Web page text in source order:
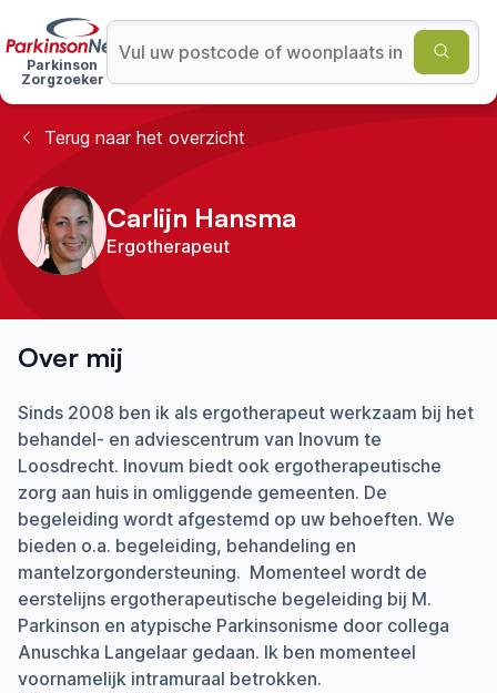
Parkinson
Zorgzoeker
Terug naar het overzicht
Carlijn Hansma
Ergotherapeut
Over mij
Sinds 2008 ben ik als ergotherapeut werkzaam bij het
behandel- en adviescentrum van Inovum te
Loosdrecht. Inovum biedt ook ergotherapeutische
zorg aan huis in omliggende gemeenten. De
begeleiding wordt afgestemd op uw behoeften. We
bieden o.a. begeleiding, behandeling en
mantelzorgondersteuning. Momenteel wordt de
eerstelijns ergotherapeutische begeleiding bij M.
Parkinson en atypische Parkinsonisme door collega
Anuschka Langelaar gedaan. Ik ben momenteel
voornamelijk intramuraal betrokken.